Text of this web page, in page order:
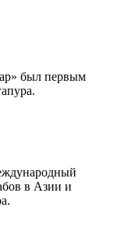
был первым
в Азии и